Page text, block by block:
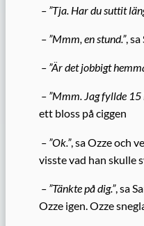
– ”Tja. Har du suttit
– ”Mmm, en stund.”,
– ”Är det jobbigt
– ”Mmm. Jag fyllde 15
ett bloss på ciggen
– ”Ok.”, sa Ozze och
visste vad han skulle
– ”Tänkte på dig.”, sa
Ozze igen. Ozze